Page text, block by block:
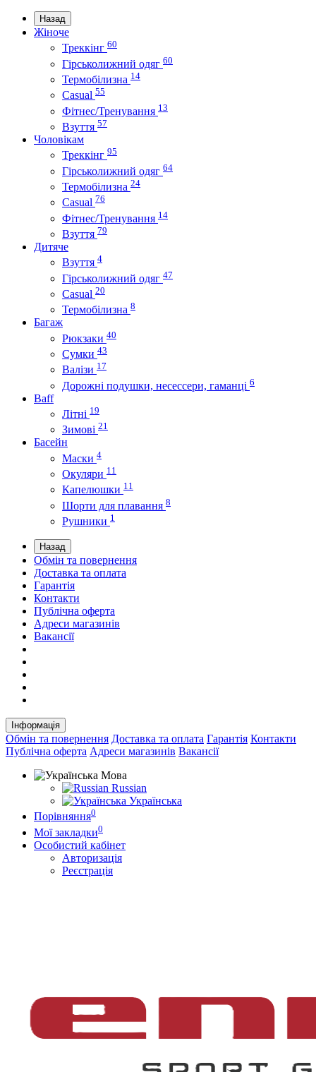
Назад
Жіноче
Треккінг 60
Гірськолижний одяг 60
Термобілизна 14
Casual 55
Фітнес/Тренування 13
Взуття 57
Чоловікам
Треккінг 95
Гірськолижний одяг 64
Термобілизна 24
Casual 76
Фітнес/Тренування 14
Взуття 79
Дитяче
Взуття 4
Гірськолижний одяг 47
Casual 20
Термобілизна 8
Багаж
Рюкзаки 40
Сумки 43
Валізи 17
Дорожні подушки, несессери, гаманці 6
Baff
Літні 19
Зимові 21
Басейн
Маски 4
Окуляри 11
Капелюшки 11
Шорти для плавання 8
Рушники 1
Назад
Обмін та повернення
Доставка та оплата
Гарантія
Контакти
Публічна оферта
Адреси магазинів
Вакансії
Інформація
Обмін та повернення Доставка та оплата Гарантія Контакти
Публічна оферта Адреси магазинів Вакансії
Мова
Russian
Українська
Порівняння0
Мої закладки0
Особистий кабінет
Авторизація
Реєстрація